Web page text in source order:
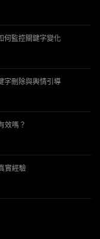
何監控關鍵字變化
字刪除與輿情引導
效嗎？
實經驗